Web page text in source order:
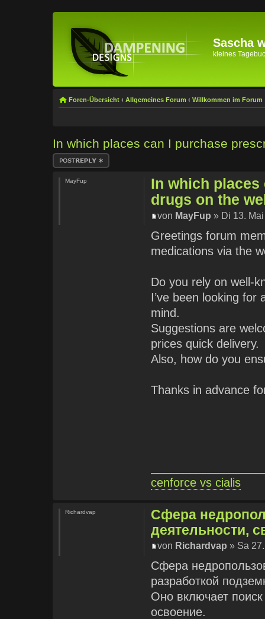
Sascha
kleines
Foren-Übersicht ‹ Allgemeines Forum ‹ Willkommen im Forum
In which places can I purchase
Antwort erstellen
In which
drugs on the
von MayFup » Di 13.
Greetings forum
medications via the
Do you rely on well-
I’ve been looking for
mind.
Suggestions are
prices quick delivery.
Also, how do you
Thanks in advance
cenforce vs cialis
MayFup
Сфера
деятельности,
von Richardvap » Sa
Сфера
разработкой
Оно включает
освоение.
Richardvap